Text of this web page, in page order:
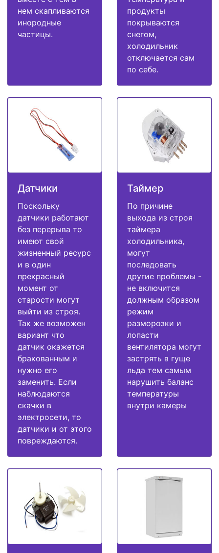
нем скапливаются
инородные
частицы.
продукты
покрываются
снегом,
холодильник
отключается сам
по себе.
Датчики
Поскольку
датчики работают
без перерыва то
имеют свой
жизненный ресурс
и в один
прекрасный
момент от
старости могут
выйти из строя.
Так же возможен
вариант что
датчик окажется
бракованным и
нужно его
заменить. Если
наблюдаются
скачки в
электросети, то
датчики и от этого
повреждаются.
Таймер
По причине
выхода из строя
таймера
холодильника,
могут
последовать
другие проблемы -
не включится
должным образом
режим
разморозки и
лопасти
вентилятора могут
застрять в гуще
льда тем самым
нарушить баланс
температуры
внутри камеры